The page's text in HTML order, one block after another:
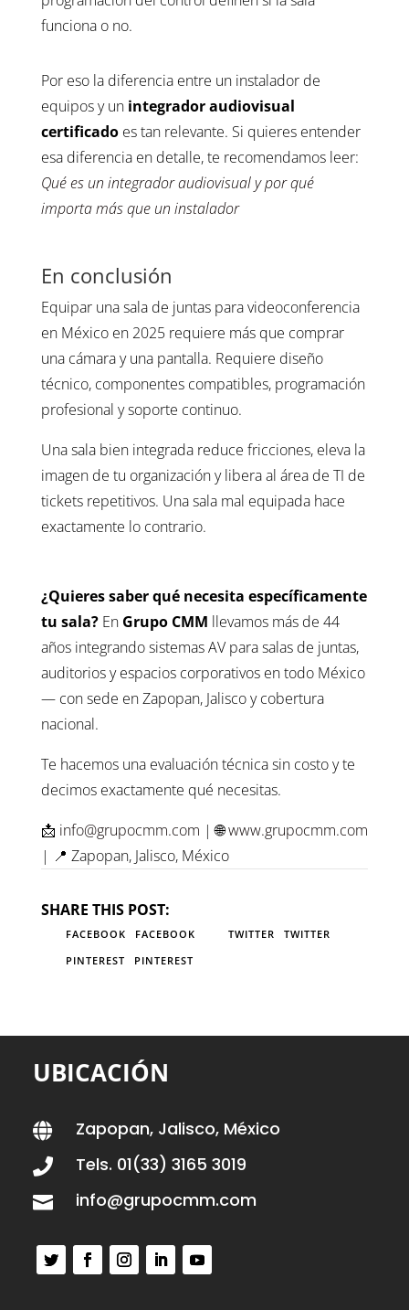
funciona o no.
Por eso la diferencia entre un instalador de
equipos y un integrador audiovisual
certificadoes tan relevante. Si quieres entender
esa diferencia en detalle, te recomendamos leer:
Qué es un integrador audiovisual y por qué
importa más que un instalador
En conclusión
Equipar una sala de juntas para videoconferencia
en México en 2025 requiere más que comprar
una cámara y una pantalla. Requiere diseño
técnico, componentes compatibles, programación
profesional y soporte continuo.
Una sala bien integrada reduce fricciones, eleva la
imagen de tu organización y libera al área de TI de
tickets repetitivos. Una sala mal equipada hace
exactamente lo contrario.
¿Quieres saber qué necesita específicamente
tu sala?En Grupo CMM llevamos más de 44
años integrando sistemas AV para salas de juntas,
auditorios y espacios corporativos en todo México
— con sede en Zapopan, Jalisco y cobertura
nacional.
Te hacemos una evaluación técnica sin costo y te
decimos exactamente qué necesitas.
📩 info@grupocmm.com | 🌐www.grupocmm.com
| 📍 Zapopan, Jalisco, México
SHARE THIS POST:
FACEBOOK FACEBOOK TWITTER
TWITTER
PINTEREST
PINTEREST
UBICACIÓN
 Zapopan, Jalisco, México
 Tels. 01(33) 3165 3019
 info@grupocmm.com